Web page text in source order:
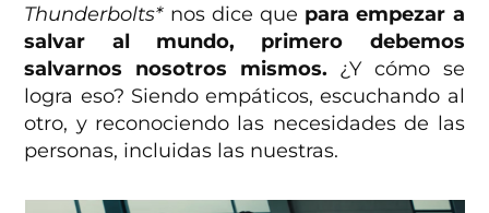
Thunderbolts*nos dice que para empezar a
salvar al mundo, primero debemos
salvarnos nosotros mismos. ¿Y cómo se
logra eso? Siendo empáticos, escuchando al
otro, y reconociendo las necesidades de las
personas, incluidas las nuestras.